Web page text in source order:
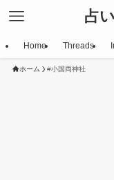
占
Home Threads
ホーム #小国両神社